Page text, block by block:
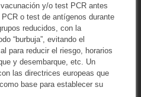
y/o test PCR antes
o test de antígenos durante
reducidos, con la
“burbuja”, evitando el
para reducir el riesgo, horarios
y desembarque, etc. Un
las directrices europeas que
base para establecer su